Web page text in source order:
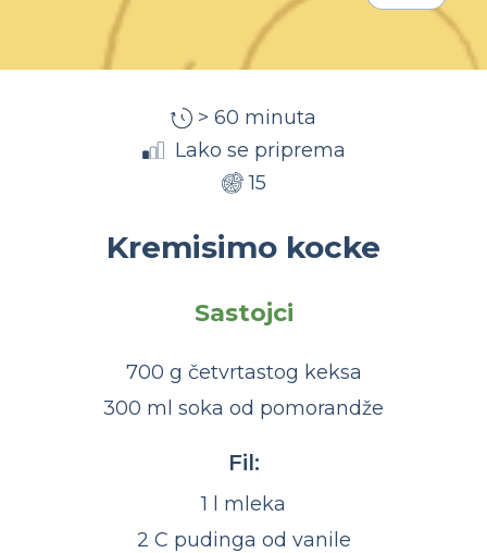
> 60 minuta
Lako se priprema
15
Kremisimo kocke
Sastojci
700 g četvrtastog keksa
300 ml soka od pomorandže
Fil:
1 l mleka
2 C pudinga od vanile